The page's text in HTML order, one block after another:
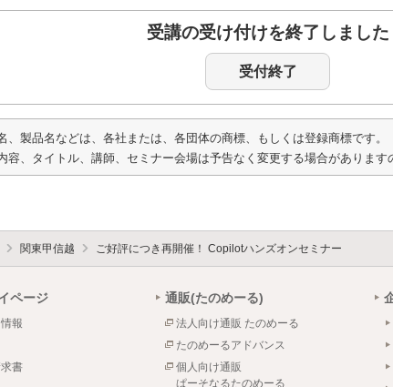
受講の受け付けを終了しました
受付終了
、製品名などは、各社または、各団体の商標、もしくは登録商標です。
容、タイトル、講師、セミナー会場は予告なく変更する場合があります
関東甲信越 ご好評につき再開催！ Copilotハンズオンセミナー
ページ
報
書
通販(たのめーる)
法人向け通販 たのめーる
たのめーるアドバンス
個人向け通販
ぱーそなるたのめーる